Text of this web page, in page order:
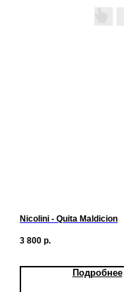
Nicolini - Quita Maldicion
3 800 р.
Подробнее